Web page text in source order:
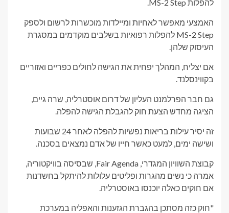
להפלות MS-2 Step.
האמצעי מאפשר לאחיות ומיילדות מוכשרות לרשום ולספק
MS-2 Step להפלות רפואיות בשלבים מוקדמים במסגרת
העיסוק שלהן.
אם יצליח, המהלך יפחית את הגישה לחולים כפריים ואזוריים
בקווינסלנד.
גם חבר הפרלמנט העליון של דרום אוסטרליה, שרה גיים,
הציגה מחדש הצעת חוק להגבלת הגישה להפלה.
זה יסיר עילות בריאות נפשיות להפלה לאחר 24 שבועות
ושישה ימים, למעט כאשר חייו של אדם נמצאים בסכנה.
קבוצת השוויון המגדרי, Fair Agenda, שבסיסה בוויקטוריה,
אמרה כי נשים מהגרות ופליטים עלולות להיתקל בחשדנות
אם חוקים כאלה יוכנסו באוסטרליה.
"חוק כזה מסתכן בהגברת הגזענות והאפליה במערכת